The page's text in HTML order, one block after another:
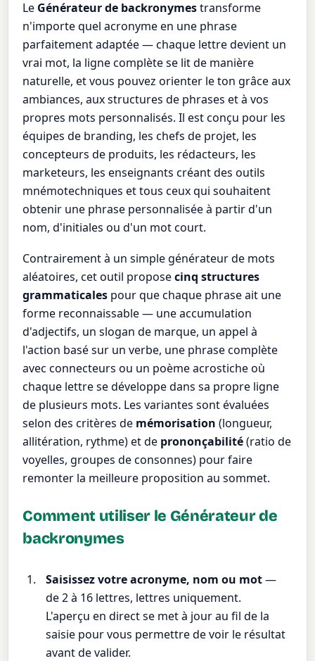
Le Générateur de backronymestransforme
n'importe quel acronyme en une phrase
parfaitement adaptée — chaque lettre devient un
vrai mot, la ligne complète se lit de manière
naturelle, et vous pouvez orienter le ton grâce aux
ambiances, aux structures de phrases et à vos
propres mots personnalisés. Il est conçu pour les
équipes de branding, les chefs de projet, les
concepteurs de produits, les rédacteurs, les
marketeurs, les enseignants créant des outils
mnémotechniques et tous ceux qui souhaitent
obtenir une phrase personnalisée à partir d'un
nom, d'initiales ou d'un mot court.
Contrairement à un simple générateur de mots
aléatoires, cet outil proposecinq structures
grammaticales pour que chaque phrase ait une
forme reconnaissable — une accumulation
d'adjectifs, un slogan de marque, un appel à
l'action basé sur un verbe, une phrase complète
avec connecteurs ou un poème acrostiche où
chaque lettre se développe dans sa propre ligne
de plusieurs mots. Les variantes sont évaluées
selon des critères de mémorisation (longueur,
allitération, rythme) et de prononçabilité(ratio de
voyelles, groupes de consonnes) pour faire
remonter la meilleure proposition au sommet.
Comment utiliser le Générateur de
backronymes
Saisissez votre acronyme, nom ou mot—
de 2 à 16 lettres, lettres uniquement.
L'aperçu en direct se met à jour au fil de la
saisie pour vous permettre de voir le résultat
avant de valider.